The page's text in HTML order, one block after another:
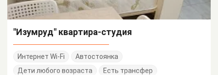
"Изумруд" квартира-студия
Интернет Wi-Fi
Автостоянка
Дети любого возраста
Есть трансфер